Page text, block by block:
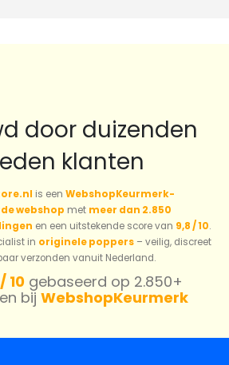
door duizenden
klanten
is een WebshopKeurmerk-
webshop met meer dan 2.850
en een uitstekende score van 9,8 / 10.
in originele poppers – veilig, discreet
verzonden vanuit Nederland.
10gebaseerd op 2.850+
bij WebshopKeurmerk